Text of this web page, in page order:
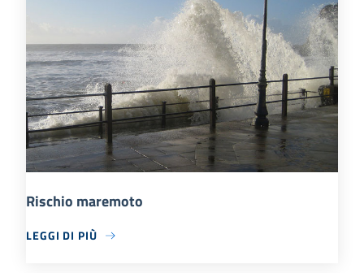
Rischio maremoto
LEGGI DI PIÙ